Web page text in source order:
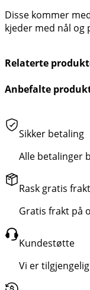
Disse kommer
kjeder med nål og
Relaterte
Anbefalte
Sikker betaling
Alle betalinger
Rask gratis frakt
Gratis frakt på
Kundestøtte
Vi er